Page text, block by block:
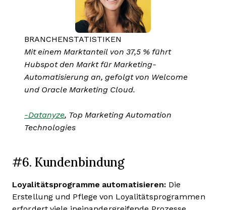
BRANCHENSTATISTIKEN
Mit einem Marktanteil von 37,5 % führt
Hubspot den Markt für Marketing-
Automatisierung an, gefolgt von Welcome
und Oracle Marketing Cloud.
-Datanyze, Top Marketing Automation
Technologies
#6. Kundenbindung
Loyalitätsprogramme automatisieren: Die
Erstellung und Pflege von Loyalitätsprogrammen